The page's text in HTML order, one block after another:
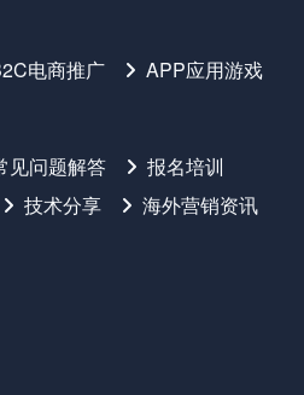
电商推广
APP应用游戏
见问题解答
报名培训
技术分享
海外营销资讯